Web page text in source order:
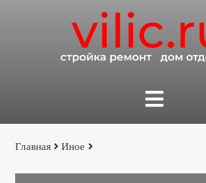
Главная Иное